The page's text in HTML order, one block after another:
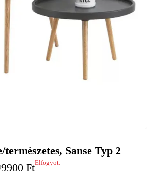
Sanse Typ 2
9900 FtElfogyott